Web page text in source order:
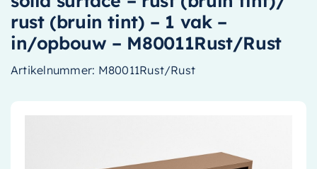
Kranen
Douche
Badkamermeubels
rust (bruin tint) – 1 vak –
in/opbouw – M80011Rust/Rust
Artikelnummer: M80011Rust/Rust